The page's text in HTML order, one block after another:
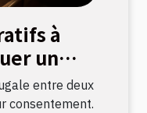
à
un
entre deux
consentement.